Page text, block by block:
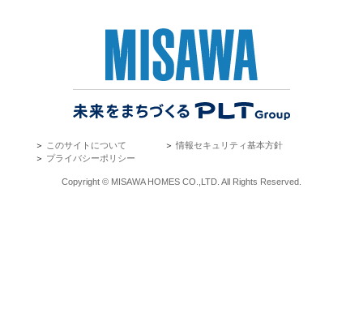
＞ このサイトについて ＞情報セキュリティ基本方針
＞ プライバシーポリシー
Copyright © MISAWA HOMES CO.,LTD. All Rights Reserved.